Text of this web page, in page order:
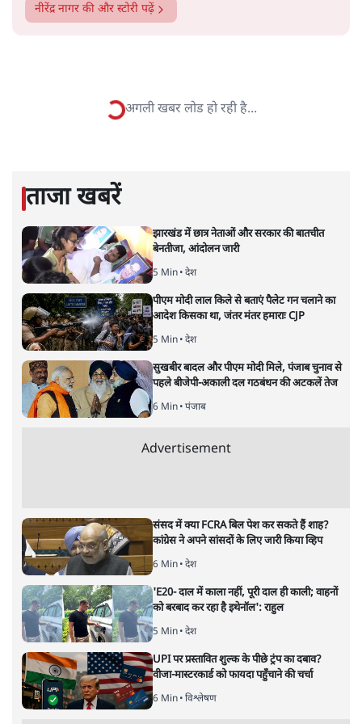
सीनियर प्रड्यूसर रह चुके हैं। 35 साल से पत्रकारिता के पेशे से जुड़े
नीरेंद्र नागर की और स्टोरी पढ़ें
लोकप्रिय राम मंदिर से लोकहितकारी
रामराज्य तक का सफ़र
अयोध्या विवाद| सिद्धार्थ शर्मा|
कोर्ट के पास मौक़ा है कि वह आस्था बनाम दस्तावेज के बीच से एक
को चुनकर ध्रुवीकरण का रास्ता खोले या क़ानून की एक ऐसी परिभाषा
दे जिससे विज्ञान एवं धर्म के बीच समन्वय का मार्ग बने।
धर्म और विज्ञान एक-दूसरे के पूरक होते हैं। विज्ञान का आधार होता
है तर्क और अनुसंधान जबकि धर्म का आधार होता है श्रद्धा और
विश्वास। विज्ञान निष्कर्ष निकालता है और धर्म इसे समाज तक